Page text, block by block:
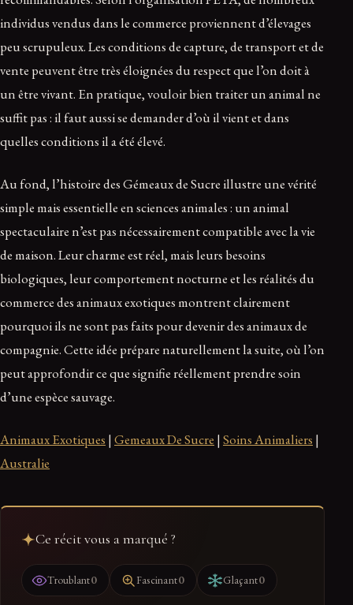
individus vendus dans le commerce proviennent d’élevages
peu scrupuleux. Les conditions de capture, de transport et de
vente peuvent être très éloignées du respect que l’on doit à
un être vivant. En pratique, vouloir bien traiter un animal ne
suffit pas : il faut aussi se demander d’où il vient et dans
quelles conditions il a été élevé.
Au fond, l’histoire des Gémeaux de Sucre illustre une vérité
simple mais essentielle en sciences animales : un animal
spectaculaire n’est pas nécessairement compatible avec la vie
de maison. Leur charme est réel, mais leurs besoins
biologiques, leur comportement nocturne et les réalités du
commerce des animaux exotiques montrent clairement
pourquoi ils ne sont pas faits pour devenir des animaux de
compagnie. Cette idée prépare naturellement la suite, où l’on
peut approfondir ce que signifie réellement prendre soin
d’une espèce sauvage.
Animaux Exotiques | Gemeaux De Sucre | Soins Animaliers |
Australie
Ce récit vous a marqué ?
Troublant0 Fascinant0 Glaçant0